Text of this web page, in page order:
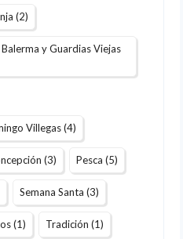
(2)
y Guardias Viejas
Villegas(4)
(3) Pesca (5)
Semana Santa (3)
(1) Tradición (1)